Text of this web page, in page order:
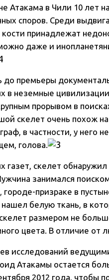
Атакама в Чили 10 лет
споров. Среди
принадлежат
даже и
до премьеры
в неземные
прорывом в
скелет очень похож
в частности, у него
голова.
газет, скелет
занимался
городе-призраке в
белую ткань, в
размером не
цвета. В отличие от
исследований
Атакамы остается
2012 года, чтобы